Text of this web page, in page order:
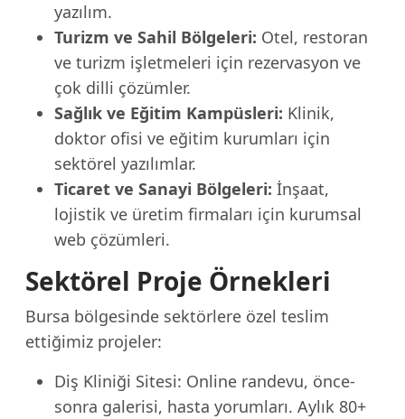
yazılım.
Turizm ve Sahil Bölgeleri: Otel, restoran
ve turizm işletmeleri için rezervasyon ve
çok dilli çözümler.
Sağlık ve Eğitim Kampüsleri: Klinik,
doktor ofisi ve eğitim kurumları için
sektörel yazılımlar.
Ticaret ve Sanayi Bölgeleri: İnşaat,
lojistik ve üretim firmaları için kurumsal
web çözümleri.
Sektörel Proje Örnekleri
Bursa bölgesinde sektörlere özel teslim
ettiğimiz projeler:
Diş Kliniği Sitesi: Online randevu, önce-
sonra galerisi, hasta yorumları. Aylık 80+